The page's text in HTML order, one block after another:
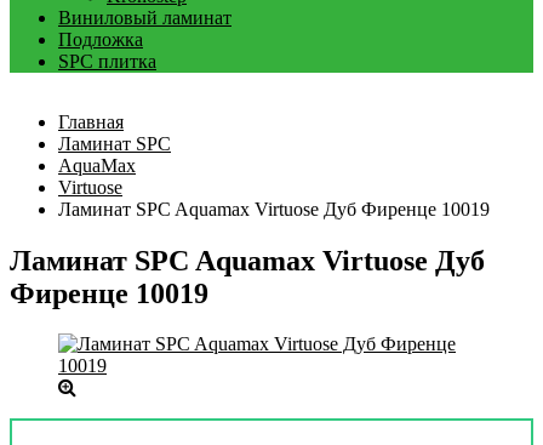
Виниловый ламинат
Подложка
SPC плитка
Главная
Ламинат SPC
AquaMax
Virtuose
Ламинат SPC Aquamax Virtuose Дуб Фиренце 10019
Ламинат SPC Aquamax Virtuose Дуб
Фиренце 10019